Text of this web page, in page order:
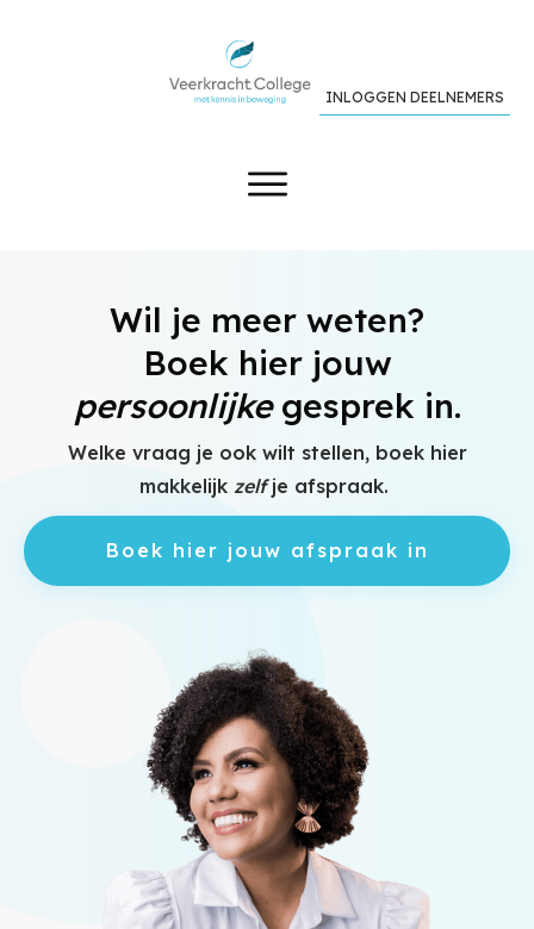
INLOGGEN DEELNEMERS
Wil je meer weten?
Boek hier jouw
persoonlijke gesprek in.
Welke vraag je ook wilt stellen, boek hier
makkelijk zelfje afspraak.
Boek hier jouw afspraak in